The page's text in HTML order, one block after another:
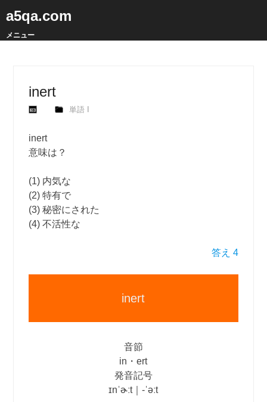
a5qa.com
メニュー
inert
単語 I
inert
意味は？
(1) 内気な
(2) 特有で
(3) 秘密にされた
(4) 不活性な
答え 4
inert
音節
in・ert
発音記号
ɪnˈɚːt｜‐ˈəːt